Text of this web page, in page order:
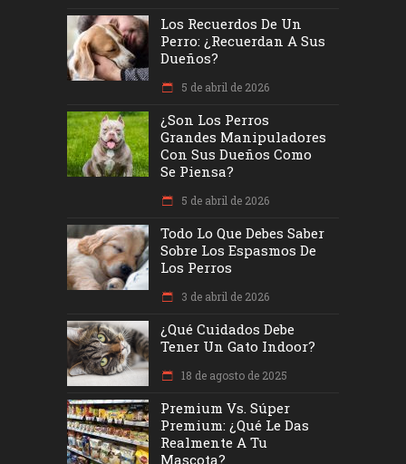
Los Recuerdos De Un
Perro: ¿recuerdan A Sus
Dueños?
5 de abril de 2026
¿Son Los Perros
Grandes Manipuladores
Con Sus Dueños Como
Se Piensa?
5 de abril de 2026
Todo Lo Que Debes Saber
Sobre Los Espasmos De
Los Perros
3 de abril de 2026
¿Qué Cuidados Debe
Tener Un Gato Indoor?
18 de agosto de 2025
Premium Vs. Súper
Premium: ¿Qué Le Das
Realmente A Tu
Mascota?